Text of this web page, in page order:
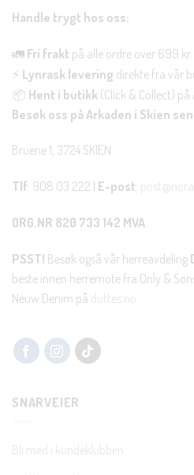
Handle trygt hos oss:
🚛 Fri frakt på alle ordre over 699 kr.
⚡ Lynrask levering direkte fra vår
📦 Hent i butikk (Click & Collect) på
Besøk oss på Arkaden i Skien
Bruene 1, 3724 SKIEN
Tlf: 908 03 222 | E-post:
ORG.NR 820 733 142 MVA
PSST! Besøk også vår herreavdeling
beste innen herremote fra Only &
Neuw Denim på duttes.no
SNARVEIER
Bli med i kundeklubben